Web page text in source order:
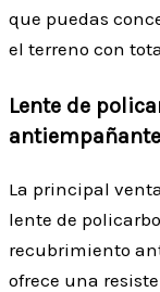
que puedas
el terreno con
Lente de
antiempañante
La principal
lente de
recubrimiento
ofrece una